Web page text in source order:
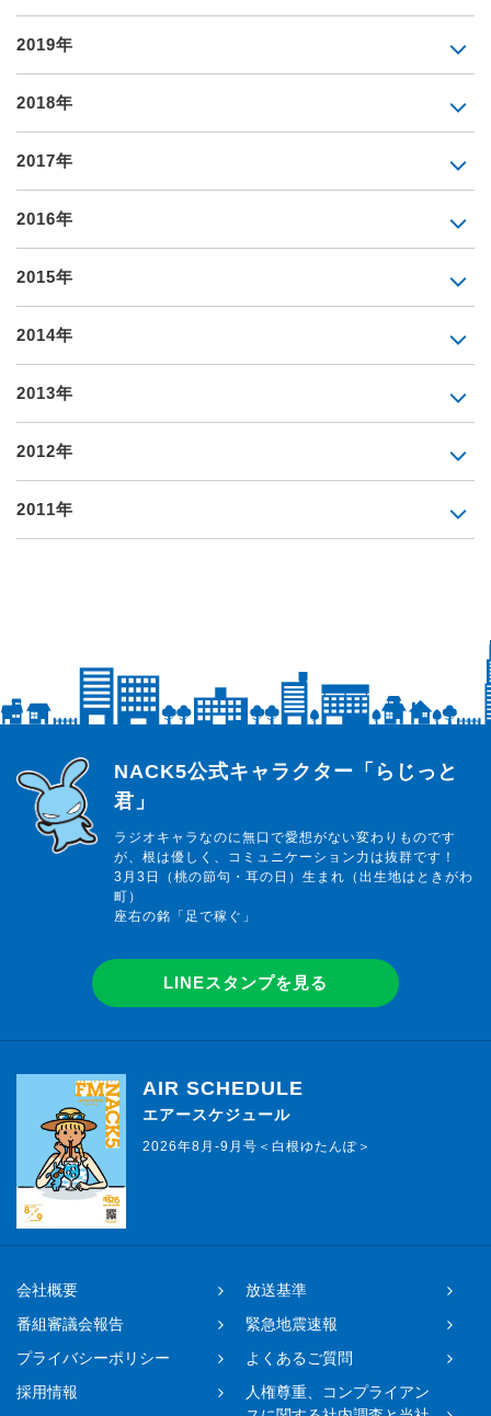
2019年
2018年
2017年
2016年
2015年
2014年
2013年
2012年
2011年
らじっと君
NACK5公式キャラクター「らじっと
君」
ラジオキャラなのに無口で愛想がない変わりものです
が、根は優しく、コミュニケーション力は抜群です！
3月3日（桃の節句・耳の日）生まれ（出生地はときがわ
町）
座右の銘「足で稼ぐ」
LINEスタンプを見る
AIR SCHEDULE
エアースケジュール
2026年8月-9月号＜白根ゆたんぽ＞
会社概要
放送基準
番組審議会報告
緊急地震速報
プライバシーポリシー
よくあるご質問
採用情報
人権尊重、コンプライアン